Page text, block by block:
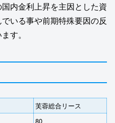
内金利上昇を主因とした資
いる事や前期特殊要因の反
す。
芙蓉総合リース
80